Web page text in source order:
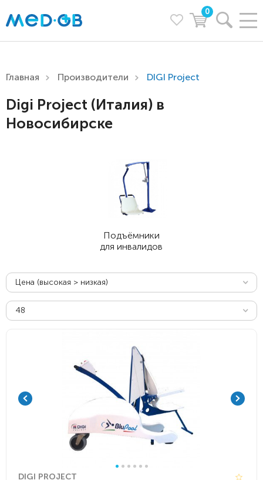
0
Главная Производители DIGI Project
Digi Project (Италия) в
Новосибирске
Подъёмники
для инвалидов
Цена (высокая > низкая)
48
DIGI PROJECT